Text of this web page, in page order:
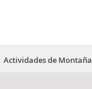
Actividades de Montaña